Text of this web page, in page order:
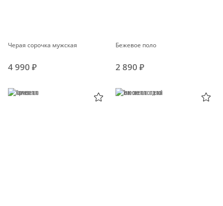
Черая сорочка мужская
4 990 ₽
Бежевое поло
2 890 ₽